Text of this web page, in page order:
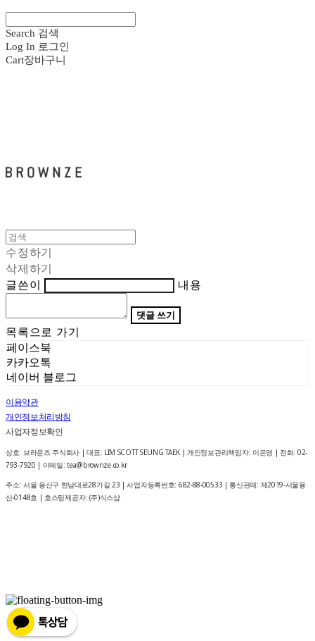
Search 검색
Log In 로그인
Cart장바구니
수정하기
삭제하기
글쓴이
내용
댓글 쓰기
목록으로 가기
페이스북
카카오톡
네이버 블로그
이용약관
개인정보처리방침
사업자정보확인
상호: 브라운즈 주식회사 | 대표: LIM SCOTT SEUNG TAEK | 개인정보관리책임자: 이은영 | 전화: 02-
793-7920 | 이메일: tea@brownze.co.kr
주소: 서울 용산구 한남대로28가길 23 | 사업자등록번호: 682-88-00533 | 통신판매: 제2019-서울용
산-0148호 | 호스팅제공자: (주)식스샵